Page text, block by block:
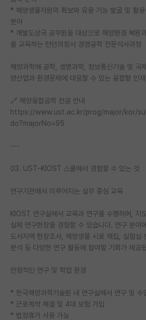
* 해양생물자원의 확보와 유용 기능 발굴 및 활
분야
* 개발도상국 공무원을 대상으로 해양환경 복원
을 교육하는 런던의정서 경영공학 전문석사과정
해양과학에 공학, 생명과학, 정보통신기술 및 국
양산업과 환경문제에 대응할 수 있는 융합형 인
🔗 해양융합공학 전공 안내
https://www.ust.ac.kr/prog/major/kor/
do?majorNo=95
---
03. UST–KIOST 스쿨에서 경험할 수 있는 것
연구기관에서 이루어지는 실무 중심 교육
KIOST 연구실에서 교육과 연구를 수행하며, 지
실제 연구현장을 경험할 수 있습니다. 연구 분야
도서지역 현장조사, 해양생물 시료 채집, 실험실
분석 등 다양한 연구 활동에 참여할 기회가 제공
안정적인 연구 및 학업 환경
* 한국해양과학기술원 내 연구실에서 연구 및 수
* 근로계약 체결 및 4대 보험 가입
* 법정휴가 사용 가능